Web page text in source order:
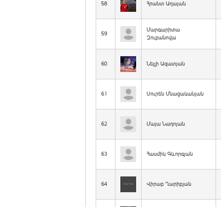
58 Հրանտ Աղայան
59
Մարգարիտա
Զուբանովա
60 Նելլի Ազատյան
61 Սուրեն Մնացականյան
62 Մայա Նադոյան
63 Հասմիկ Գևորգյան
64 Վիրաբ Ղարիբյան